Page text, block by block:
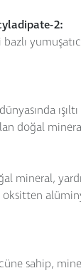
2:
doğal
mineral,
sahip,